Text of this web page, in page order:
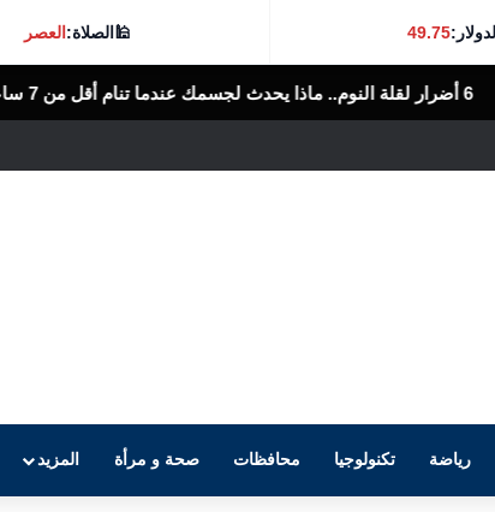
49.75
🕌الصلاة:العصر
الرأى العام المصرى
رياضة تكنولوجيا محافظات صحة و مرأة المزيد